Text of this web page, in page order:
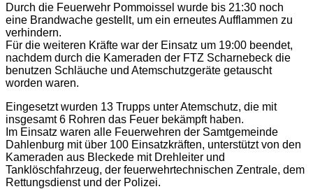
Durch die Feuerwehr Pommoissel wurde bis 21:30 noch
eine Brandwache gestellt, um ein erneutes Aufflammen zu
verhindern.
Für die weiteren Kräfte war der Einsatz um 19:00 beendet,
nachdem durch die Kameraden der FTZ Scharnebeck die
benutzen Schläuche und Atemschutzgeräte getauscht
worden waren.
Eingesetzt wurden 13 Trupps unter Atemschutz, die mit
insgesamt 6 Rohren das Feuer bekämpft haben.
Im Einsatz waren alle Feuerwehren der Samtgemeinde
Dahlenburg mit über 100 Einsatzkräften, unterstützt von den
Kameraden aus Bleckede mit Drehleiter und
Tanklöschfahrzeug, der feuerwehrtechnischen Zentrale, dem
Rettungsdienst und der Polizei.